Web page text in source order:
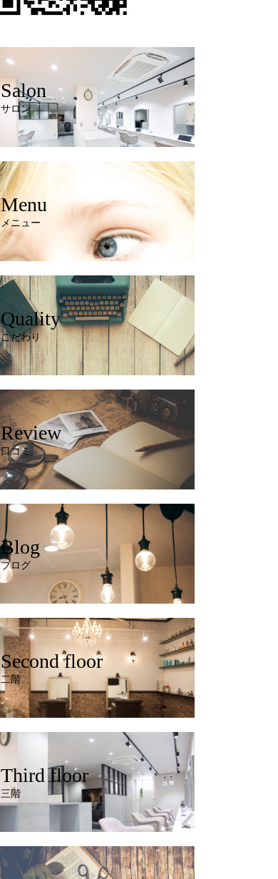
Salon
サロン
Menu
メニュー
Quality
こだわり
Review
口コミ
Blog
ブログ
Second floor
二階
Third floor
三階